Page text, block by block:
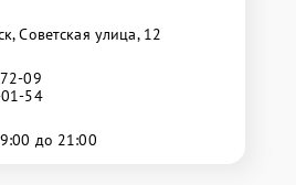
Советская улица, 12
09
54
до 21:00